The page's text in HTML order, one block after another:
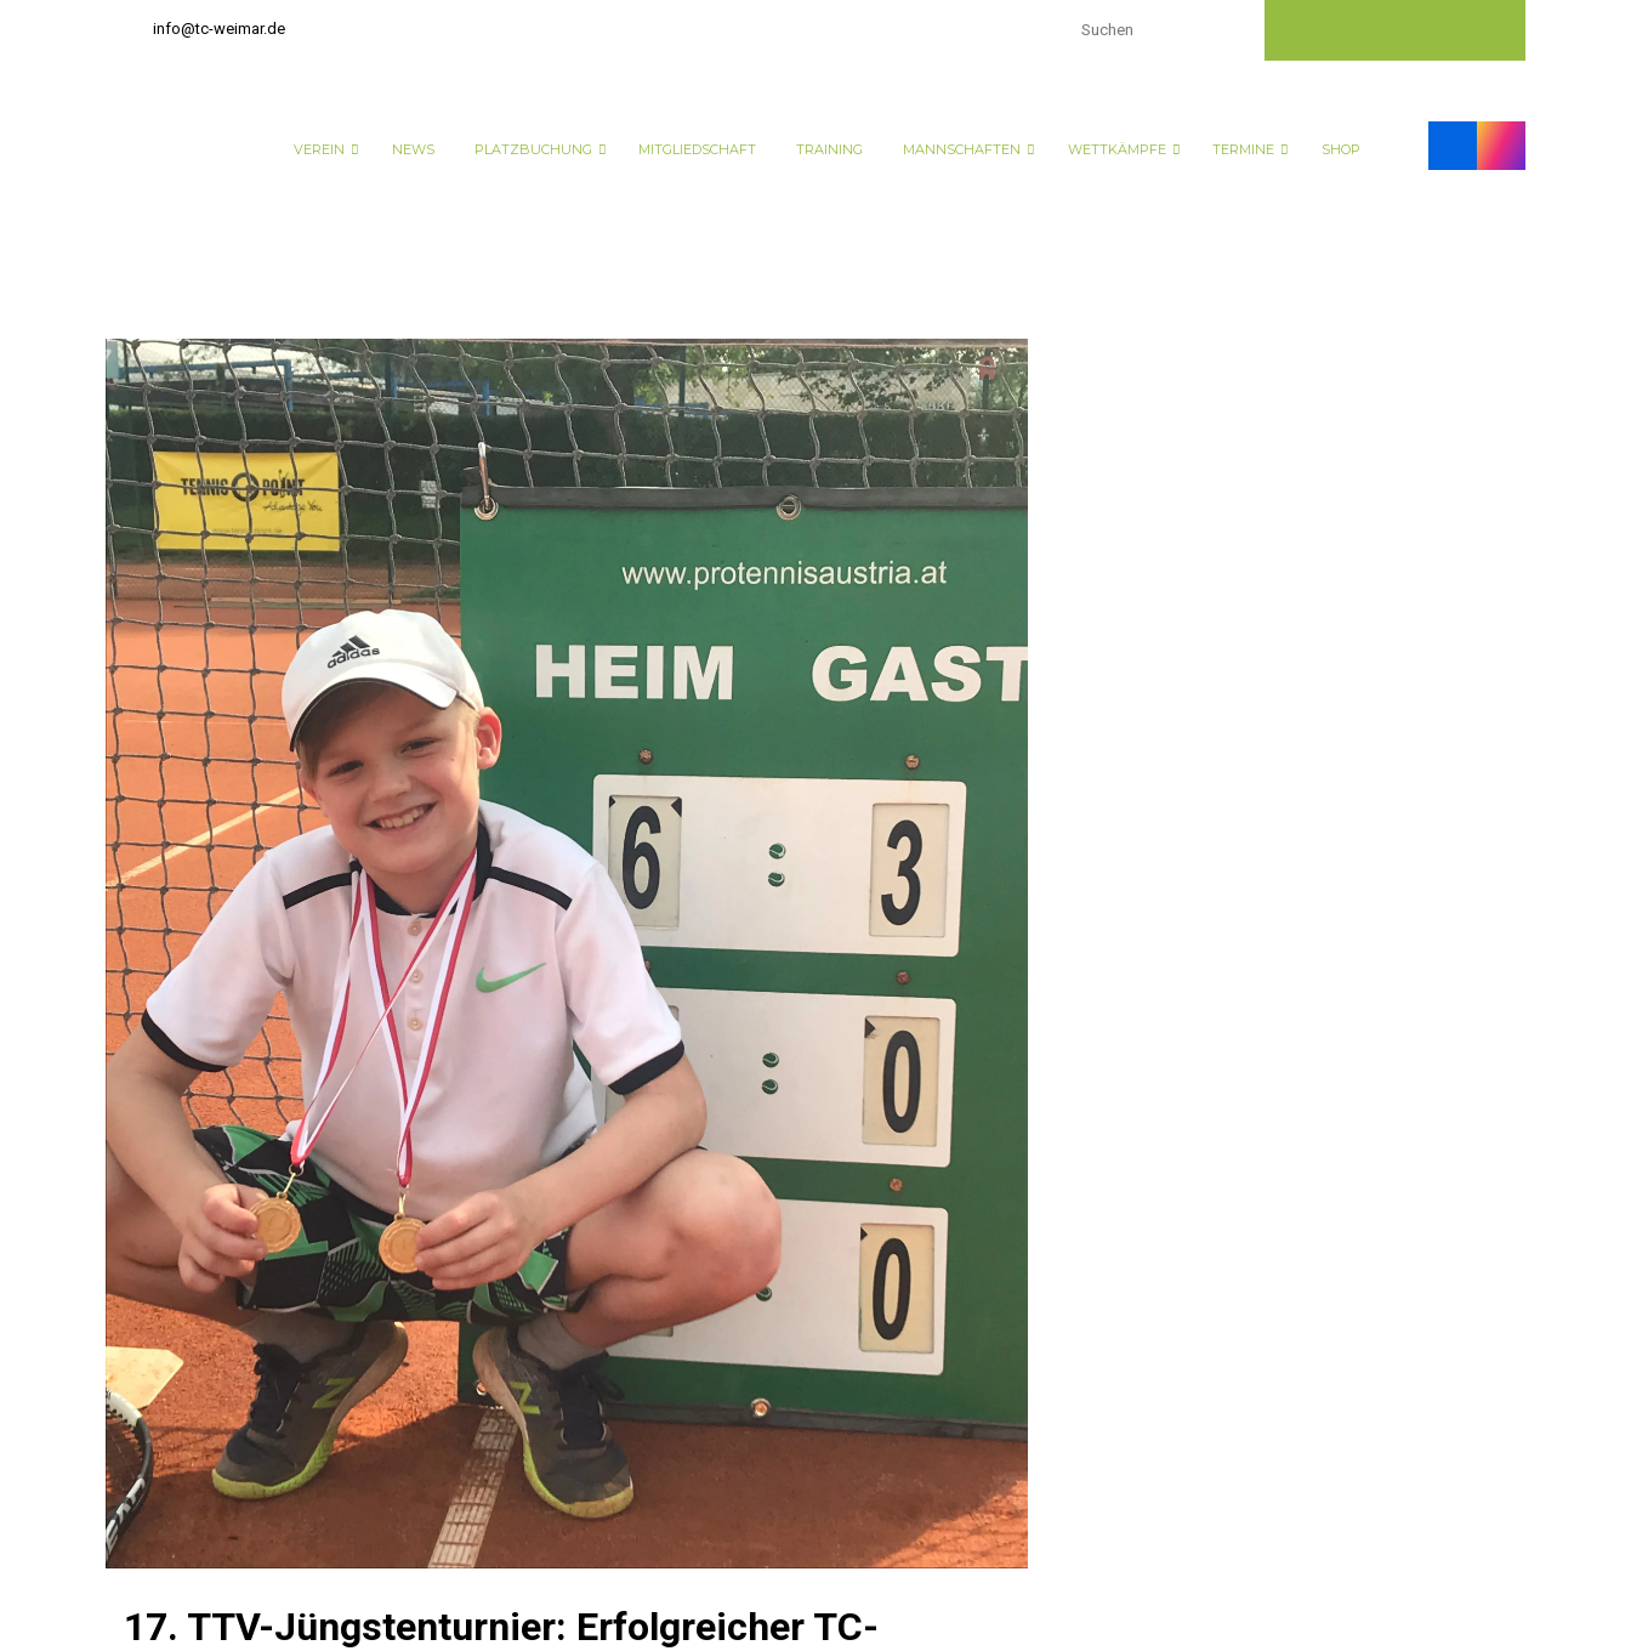
info@tc-weimar.de
VEREIN NEWS PLATZBUCHUNG MITGLIEDSCHAFT TRAINING MANNSCHAFTEN WETTKÄMPFE TERMINE SHOP
17. TTV-Jüngstenturnier: Erfolgreicher TC-